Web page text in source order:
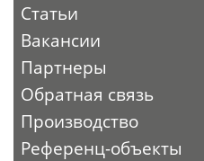
Статьи
Вакансии
Партнеры
Обратная связь
Производство
Референц-объекты